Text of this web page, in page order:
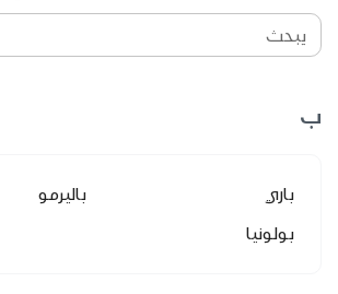
يبحث
ب
باري
باليرمو
بولونيا